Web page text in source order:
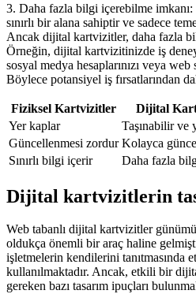
3. Daha fazla bilgi içerebilme
sınırlı bir alana sahiptir ve sadece
Ancak dijital kartvizitler, daha fazla
Örneğin, dijital kartvizitinizde iş
sosyal medya hesaplarınızı veya
Böylece potansiyel iş fırsatlarından
Fiziksel Kartvizitler
Dijital
Yer kaplar
Taşınabilir ve
Güncellenmesi zordur Kolayca
Sınırlı bilgi içerir
Daha fazla
Dijital kartvizitlerin
Web tabanlı dijital kartvizitler
oldukça önemli bir araç haline
işletmelerin kendilerini tanıtmasında
kullanılmaktadır. Ancak, etkili bir
gereken bazı tasarım ipuçları